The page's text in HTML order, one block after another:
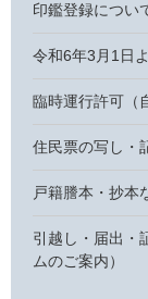
印鑑登録につい
令和6年3月1日
臨時運行許可（
住民票の写し・
戸籍謄本・抄本
引越し・届出・
ムのご案内）